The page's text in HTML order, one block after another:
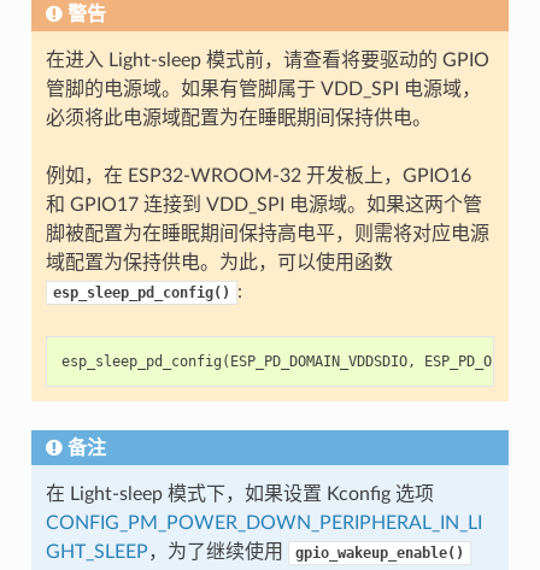
警告
在进入 Light-sleep 模式前，请查看将要驱动的 GPIO
管脚的电源域。如果有管脚属于 VDD_SPI 电源域，
必须将此电源域配置为在睡眠期间保持供电。
例如，在 ESP32-WROOM-32 开发板上，GPIO16
和 GPIO17 连接到 VDD_SPI 电源域。如果这两个管
脚被配置为在睡眠期间保持高电平，则需将对应电源
域配置为保持供电。为此，可以使用函数
esp_sleep_pd_config() :
esp_sleep_pd_config ( ESP_PD_DOMAIN_VDDSDIO,
备注
在 Light-sleep 模式下，如果设置 Kconfig 选项
CONFIG_PM_POWER_DOWN_PERIPHERAL_IN_LI
GHT_SLEEP，为了继续使用 gpio_wakeup_enable()